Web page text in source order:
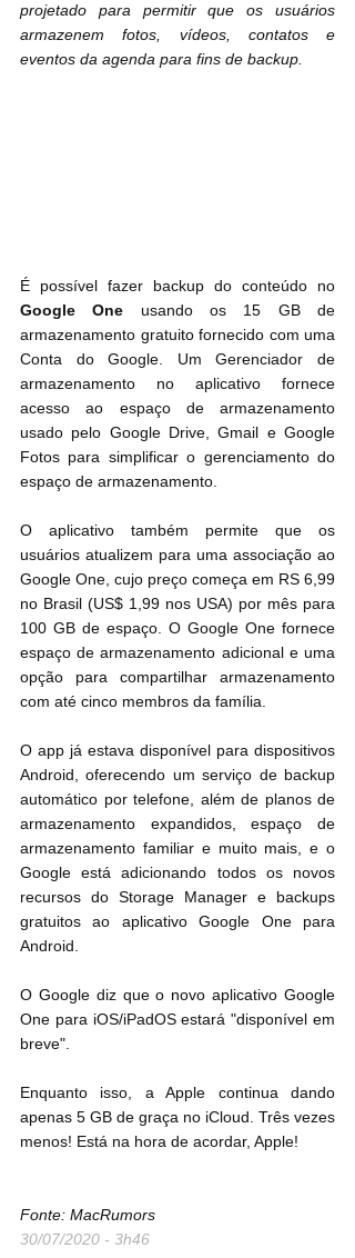
projetado para permitir que os usuários
armazenem fotos, vídeos, contatos e
eventos da agenda para fins de backup.
Google One usando os 15 GB de
armazenamento gratuito fornecido com uma
Conta do Google. Um Gerenciador de
armazenamento no aplicativo fornece
acesso ao espaço de armazenamento
usado pelo Google Drive, Gmail e Google
Fotos para simplificar o gerenciamento do
espaço de armazenamento.
O aplicativo também permite que os
usuários atualizem para uma associação ao
Google One, cujo preço começa em RS 6,99
no Brasil (US$ 1,99 nos USA) por mês para
100 GB de espaço. O Google One fornece
espaço de armazenamento adicional e uma
opção para compartilhar armazenamento
com até cinco membros da família.
O app já estava disponível para dispositivos
Android, oferecendo um serviço de backup
automático por telefone, além de planos de
armazenamento expandidos, espaço de
armazenamento familiar e muito mais, e o
Google está adicionando todos os novos
recursos do Storage Manager e backups
gratuitos ao aplicativo Google One para
Android.
O Google diz que o novo aplicativo Google
One para iOS/iPadOS estará "disponível em
breve".
Enquanto isso, a Apple continua dando
apenas 5 GB de graça no iCloud. Três vezes
menos! Está na hora de acordar, Apple!
Fonte: MacRumors
30/07/2020 - 3h46